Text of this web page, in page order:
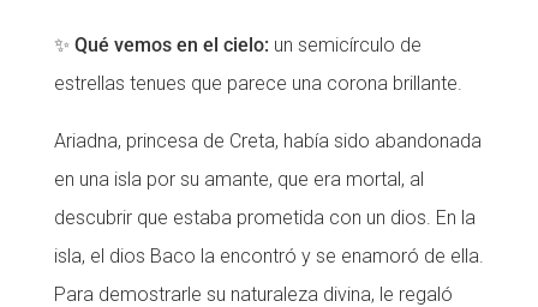
✨ Qué vemos en el cielo: un semicírculo de
estrellas tenues que parece una corona brillante.
Ariadna, princesa de Creta, había sido abandonada
en una isla por su amante, que era mortal, al
descubrir que estaba prometida con un dios. En la
isla, el dios Baco la encontró y se enamoró de ella.
Para demostrarle su naturaleza divina, le regaló